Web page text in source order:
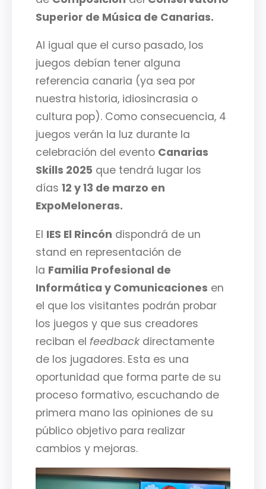
Superior de Música de Canarias.
Al igual que el curso pasado, los
juegos debían tener alguna
referencia canaria (ya sea por
nuestra historia, idiosincrasia o
cultura pop). Como consecuencia, 4
juegos verán la luz durante la
celebración del evento Canarias
Skills 2025 que tendrá lugar los
días 12 y 13 de marzo en
ExpoMeloneras.
El IES El Rincón dispondrá de un
stand en representación de
la Familia Profesional de
Informática y Comunicaciones en
el que los visitantes podrán probar
los juegos y que sus creadores
reciban el feedbackdirectamente
de los jugadores. Esta es una
oportunidad que forma parte de su
proceso formativo, escuchando de
primera mano las opiniones de su
público objetivo para realizar
cambios y mejoras.